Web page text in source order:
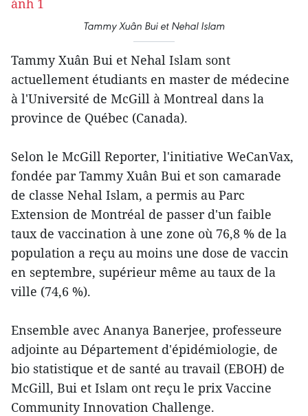
Tammy Xuân Bui et Nehal Islam
Tammy Xuân Bui et Nehal Islam sont
actuellement étudiants en master de médecine
à l'Université de McGill à Montreal dans la
province de Québec (Canada).
Selon le McGill Reporter, l'initiative WeCanVax,
fondée par Tammy Xuân Bui et son camarade
de classe Nehal Islam, a permis au Parc
Extension de Montréal de passer d'un faible
taux de vaccination à une zone où 76,8 % de la
population a reçu au moins une dose de vaccin
en septembre, supérieur même au taux de la
ville (74,6 %).
Ensemble avec Ananya Banerjee, professeure
adjointe au Département d'épidémiologie, de
bio statistique et de santé au travail (EBOH) de
McGill, Bui et Islam ont reçu le prix Vaccine
Community Innovation Challenge.